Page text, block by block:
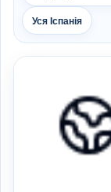
Уся Іспанія